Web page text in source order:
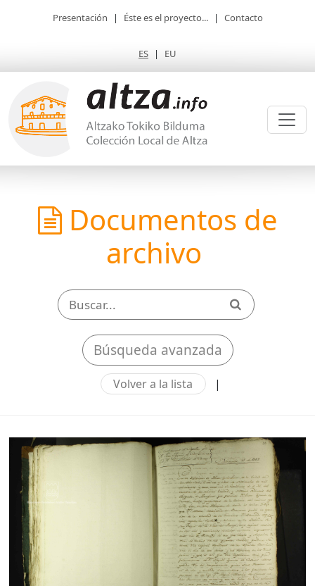
Presentación | Éste es el proyecto... | Contacto
ES | EU
Documentos de
archivo
Búsqueda avanzada
Volver a la lista |